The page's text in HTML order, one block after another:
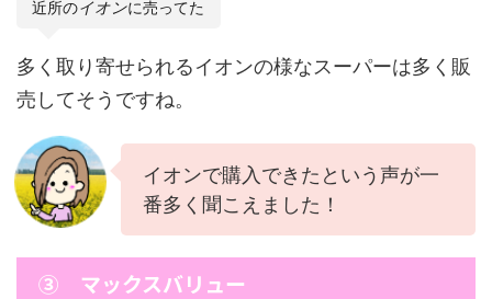
近所のイオンに売ってた
多く取り寄せられるイオンの様なスーパーは多く販
売してそうですね。
イオンで購入できたという声が一
番多く聞こえました！
③ マックスバリュー